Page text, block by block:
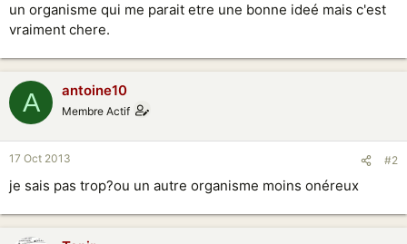
un organisme qui me parait etre une bonne ideé mais c'est
vraiment chere.
A antoine10
Membre Actif
17 Oct 2013 #2
je sais pas trop?ou un autre organisme moins onéreux